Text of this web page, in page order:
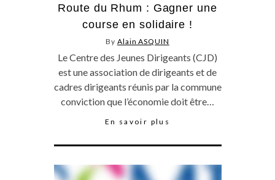
Route du Rhum : Gagner une
course en solidaire !
By Alain ASQUIN
Le Centre des Jeunes Dirigeants (CJD)
est une association de dirigeants et de
cadres dirigeants réunis par la commune
conviction que l’économie doit être…
En savoir plus